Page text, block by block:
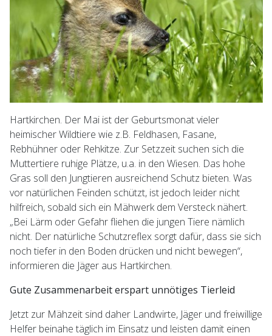
Hartkirchen. Der Mai ist der Geburtsmonat vieler
heimischer Wildtiere wie z.B. Feldhasen, Fasane,
Rebhühner oder Rehkitze. Zur Setzzeit suchen sich die
Muttertiere ruhige Plätze, u.a. in den Wiesen. Das hohe
Gras soll den Jungtieren ausreichend Schutz bieten. Was
vor natürlichen Feinden schützt, ist jedoch leider nicht
hilfreich, sobald sich ein Mähwerk dem Versteck nähert.
„Bei Lärm oder Gefahr fliehen die jungen Tiere nämlich
nicht. Der natürliche Schutzreflex sorgt dafür, dass sie sich
noch tiefer in den Boden drücken und nicht bewegen“,
informieren die Jäger aus Hartkirchen.
Gute Zusammenarbeit erspart unnötiges Tierleid
Jetzt zur Mähzeit sind daher Landwirte, Jäger und freiwillige
Helfer beinahe täglich im Einsatz und leisten damit einen